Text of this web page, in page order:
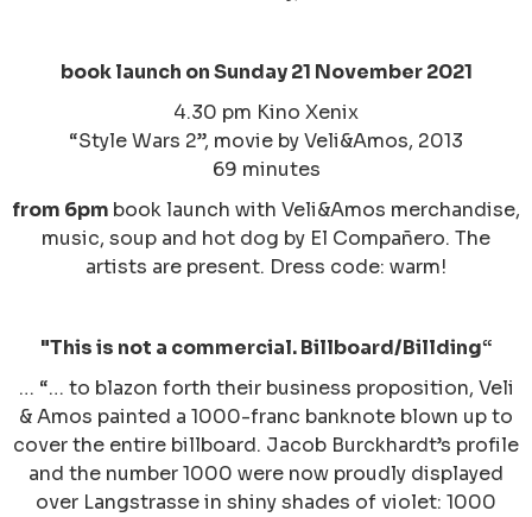
book launch on Sunday 21 November 2021
4.30 pm Kino Xenix
“Style Wars 2”, movie by Veli&Amos, 2013
69 minutes
from 6pm book launch with Veli&Amos merchandise,
music, soup and hot dog by El Compañero. The
artists are present. Dress code: warm!
"This is not a commercial. Billboard/Billding“
… “… to blazon forth their business proposition, Veli
& Amos painted a 1000-franc banknote blown up to
cover the entire billboard. Jacob Burckhardt’s profile
and the number 1000 were now proudly displayed
over Langstrasse in shiny shades of violet: 1000